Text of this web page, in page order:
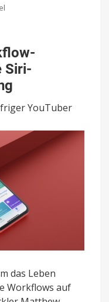
Siri-
YouTuber
das Leben
Workflows auf